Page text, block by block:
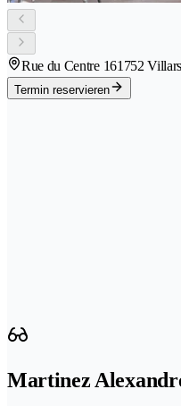
Rue du Centre 161752
Termin reservieren
Martinez